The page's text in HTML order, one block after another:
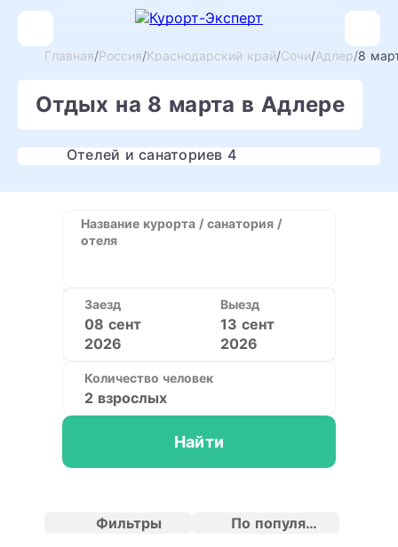
Главная Россия Краснодарский край Сочи Адлер 8
Отдых на 8 марта в Адлере
Отелей и санаториев 4
Название курорта / санатория /
отеля
Заезд
08 сент
2026
Выезд
13 сент
2026
Количество человек
2 взрослых
Найти
Фильтры По популярности